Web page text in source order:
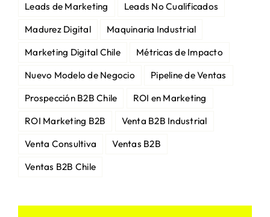
Leads de Marketing
Leads No Cualificados
Madurez Digital
Maquinaria Industrial
Marketing Digital Chile
Métricas de Impacto
Nuevo Modelo de Negocio
Pipeline de Ventas
Prospección B2B Chile
ROI en Marketing
ROI Marketing B2B
Venta B2B Industrial
Venta Consultiva
Ventas B2B
Ventas B2B Chile